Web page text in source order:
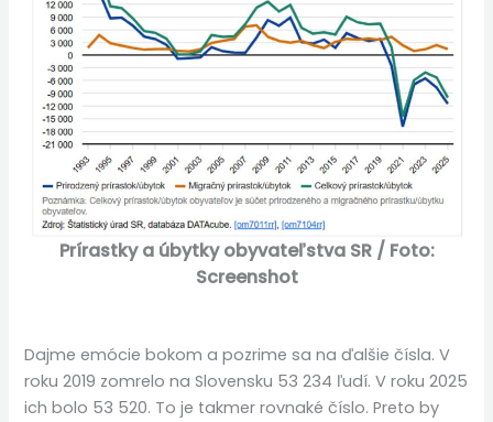
Prírastky a úbytky obyvateľstva SR / Foto:
Screenshot
Dajme emócie bokom a pozrime sa na ďalšie čísla. V
roku 2019 zomrelo na Slovensku 53 234 ľudí. V roku 2025
ich bolo 53 520. To je takmer rovnaké číslo. Preto by